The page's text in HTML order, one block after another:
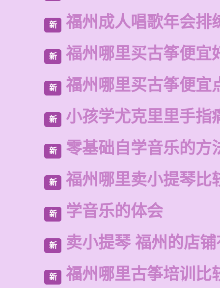
新 福州成人唱歌年会排
新 福州哪里买古筝便宜
新 福州哪里买古筝便宜
新 小孩学尤克里里手指
新 零基础自学音乐的方
新 福州哪里卖小提琴比
新 学音乐的体会
新 卖小提琴 福州的店
新 福州哪里古筝培训比